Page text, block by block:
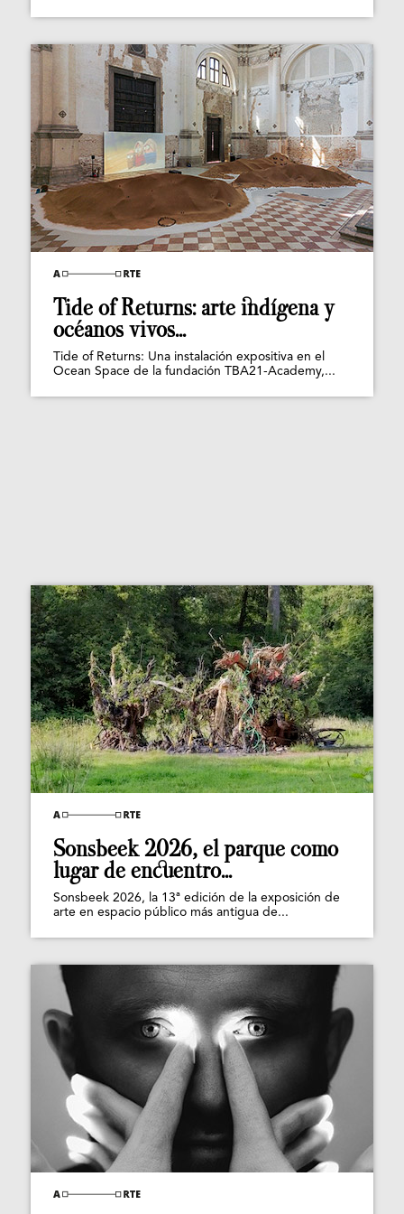
Tide of Returns: arte indígena y
océanos vivos...
Tide of Returns: Una instalación expositiva en el
Ocean Space de la fundación TBA21-Academy,...
Sonsbeek 2026, el parque como
lugar de encuentro...
Sonsbeek 2026, la 13ª edición de la exposición de
arte en espacio público más antigua de...